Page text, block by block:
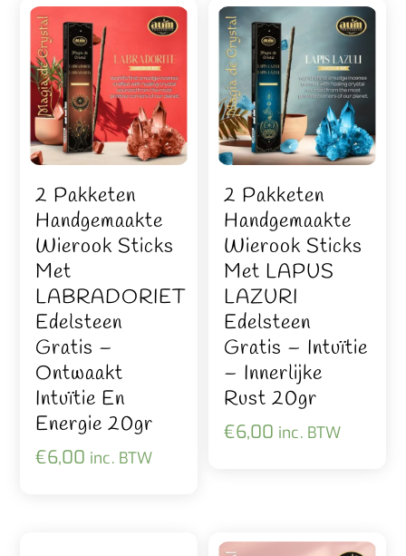
2 Pakketen
Handgemaakte
Wierook Sticks
Met
LABRADORIET
Edelsteen
Gratis –
Ontwaakt
Intuïtie En
Energie 20gr
€6,00 inc. BTW
2 Pakketen
Handgemaakte
Wierook Sticks
Met LAPUS
LAZURI
Edelsteen
Gratis – Intuïtie
– Innerlijke
Rust 20gr
€6,00 inc. BTW